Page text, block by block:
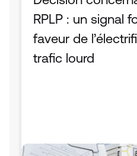
RPLP : un signal
faveur de
trafic lourd